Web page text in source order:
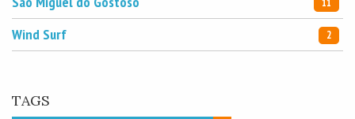
Wind Surf 2
TAGS